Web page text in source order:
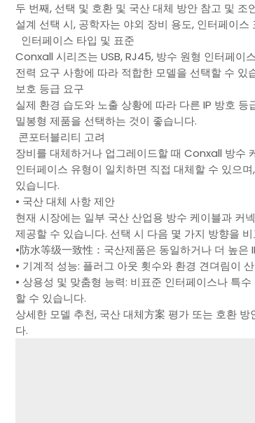
두 번째, 선택 및 호환 및 국산 대체 방안 참고 및 조
설계 선택 시, 공학자는 야외 장비 용도, 인터페이
인터페이스 타입 및 표준
Conxall 시리즈는 USB, RJ45, 방수 원형 인터페이
전력 요구 사항에 따라 적합한 모델을 선택할 수 있
보호 등급 요구
실제 환경 습도와 노출 상황에 따라 다른 IP 방호
밀봉형 제품을 선택하는 것이 좋습니다.
콘포터블리티 고려
장비를 대체하거나 업그레이드할 때 Conxall 방수
인터페이스 유형이 일치하면 직접 대체할 수 있으
있습니다.
• 국산 대체 사항 제안
현재 시장에는 일부 국산 산업용 방수 케이블과 커
제공할 수 있습니다. 선택 시 다음 몇 가지 방향을
•防水等级一致性：국산제품은 동일하거나 더 높은
• 기계적 성능: 플러그 아웃 횟수와 환경 견뎌림이
• 상용성 및 맞춤형 능력: 비표준 인터페이스나 특
할 수 있습니다.
상세한 모델 추천, 국산 대체方案 평가 또는 호환
다.